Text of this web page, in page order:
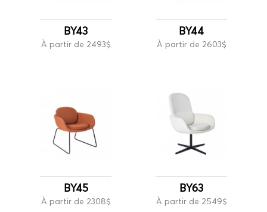
BY43
À partir de 2493$
BY44
À partir de 2603$
BY45
À partir de 2308$
BY63
À partir de 2549$